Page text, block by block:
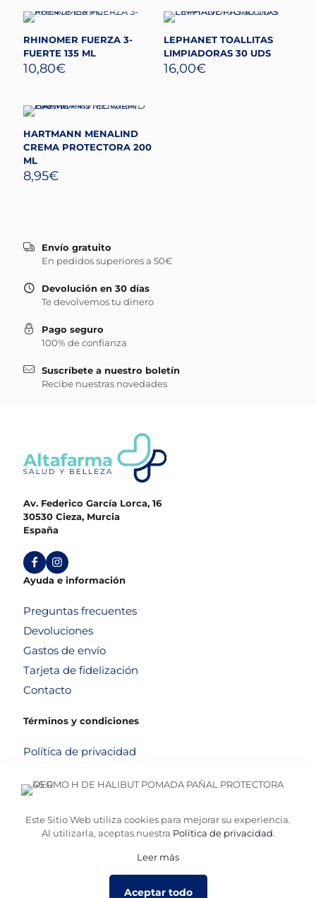
RHINOMER FUERZA 3-
FUERTE 135 ML
10,80€
LEPHANET TOALLITAS
LIMPIADORAS 30 UDS
16,00€
HARTMANN MENALIND
CREMA PROTECTORA 200
ML
8,95€
Envío gratuito
En pedidos superiores a 50€
Devolución en 30 días
Te devolvemos tu dinero
Pago seguro
100% de confianza
Suscríbete a nuestro boletín
Recibe nuestras novedades
Av. Federico García Lorca, 16
30530 Cieza, Murcia
España
Ayuda e información
Preguntas frecuentes
Devoluciones
Gastos de envío
Tarjeta de fidelización
Contacto
Términos y condiciones
Política de privacidad
Aviso legal
Este Sitio Web utiliza cookies para mejorar su experiencia.
Al utilizarla, aceptas nuestra Política de privacidad.
Leer más
Aceptar todo